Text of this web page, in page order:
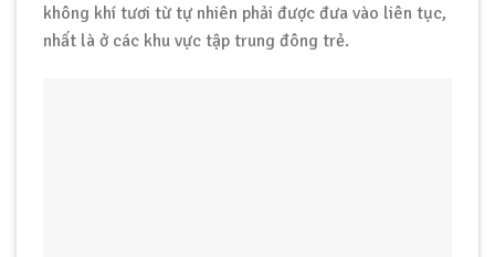
không khí tươi từ tự nhiên phải được đưa vào liên tục,
nhất là ở các khu vực tập trung đông trẻ.